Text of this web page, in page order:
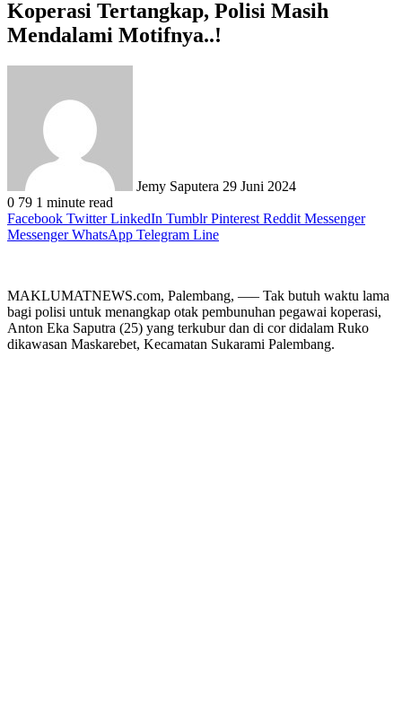
Koperasi Tertangkap, Polisi Masih
Mendalami Motifnya..!
Jemy Saputera 29 Juni 2024
0 79 1 minute read
Facebook Twitter LinkedIn Tumblr Pinterest Reddit Messenger
Messenger WhatsApp Telegram Line
MAKLUMATNEWS.com, Palembang, —– Tak butuh waktu lama
bagi polisi untuk menangkap otak pembunuhan pegawai koperasi,
Anton Eka Saputra (25) yang terkubur dan di cor didalam Ruko
dikawasan Maskarebet, Kecamatan Sukarami Palembang.